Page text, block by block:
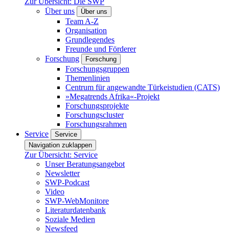
Über uns
Über uns
Team A-Z
Organisation
Grundlegendes
Freunde und Förderer
Forschung
Forschung
Forschungsgruppen
Themenlinien
Centrum für angewandte Türkeistudien (CATS)
»Megatrends Afrika«-Projekt
Forschungsprojekte
Forschungscluster
Forschungsrahmen
Service
Service
Navigation zuklappen
Zur Übersicht: Service
Unser Beratungsangebot
Newsletter
SWP-Podcast
Video
SWP-WebMonitore
Literaturdatenbank
Soziale Medien
Newsfeed